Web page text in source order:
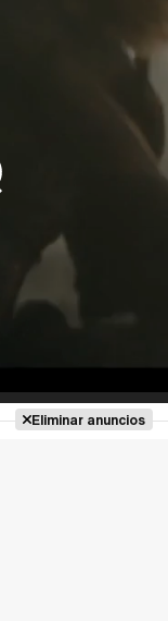
Eliminar anuncios